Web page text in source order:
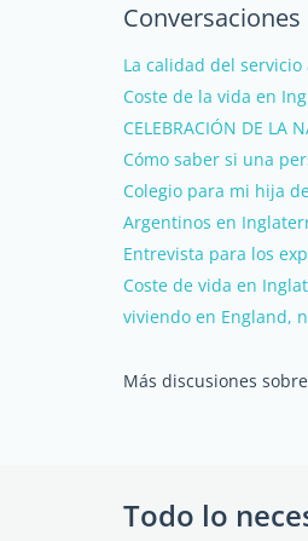
La calidad del
Coste de la vida en
CELEBRACIÓN DE LA
Cómo saber si una
Colegio para mi hija
Argentinos en
Entrevista para los
Coste de vida en
viviendo en England,
Más discusiones
Todo lo